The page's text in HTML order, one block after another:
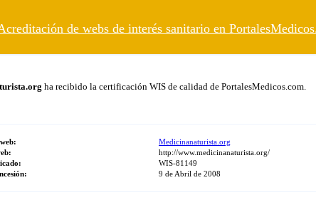
de webs de interés sanitario en
ha recibido la certificación WIS de calidad de PortalesMedicos.com.
Medicinanaturista.org
http://www.medicinanaturista.org/
WIS-81149
9 de Abril de 2008